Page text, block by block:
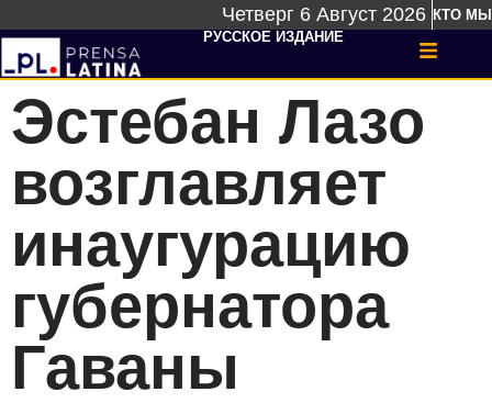
Четверг 6 Август 2026 КТО МЫ
РУССКОЕ ИЗДАНИЕ
Эстебан Лазо
возглавляет
инаугурацию
губернатора
Гаваны